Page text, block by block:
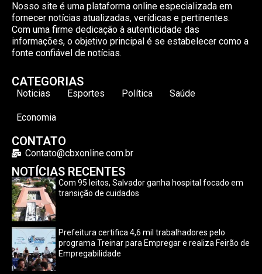
Nosso site é uma plataforma online especializada em
fornecer notícias atualizadas, verídicas e pertinentes.
Com uma firme dedicação à autenticidade das
informações, o objetivo principal é se estabelecer como a
fonte confiável de notícias.
CATEGORIAS
Noticias Esportes Política Saúde
Economia
CONTATO
Contato@cbxonline.com.br
NOTÍCIAS RECENTES
Com 95 leitos, Salvador ganha hospital focado em
transição de cuidados
Prefeitura certifica 4,6 mil trabalhadores pelo
programa Treinar para Empregar e realiza Feirão de
Empregabilidade